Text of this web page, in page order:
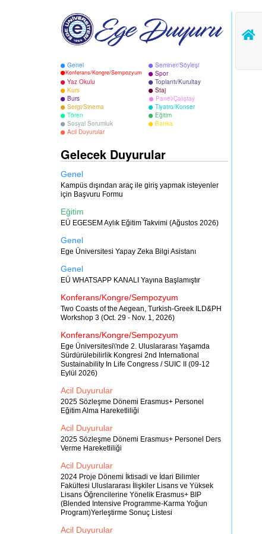
Genel Seminer/Söyleşi
Konferans/Kongre/Sempozyum
Spor
Yaz Okulu
Toplantı/Kurultay
Kurs
Staj
Burs
Panel/Çalıştay
Sergi/Sinema
Tiyatro/Konser
Tören
Eğitim
Sosyal Sorumluk
Banka
Acil Duyurular
Gelecek Duyurular
Genel
Kampüs dışından araç ile giriş yapmak isteyenler
için Başvuru Formu
Eğitim
EÜ EGESEM Aylık Eğitim Takvimi (Ağustos 2026)
Genel
Ege Üniversitesi Yapay Zeka Bilgi Asistanı
Genel
EÜ WHATSAPP KANALI Yayına Başlamıştır
Konferans/Kongre/Sempozyum
Two Coasts of the Aegean, Turkish-Greek ILD&PH
Workshop 3 (Oct. 29 - Nov. 1, 2026)
Konferans/Kongre/Sempozyum
Ege Üniversitesi\'nde 2. Uluslararası Yaşamda
Sürdürülebilirlik Kongresi 2nd International
Sustainability In Life Congress / SUIC II (09-12
Eylül 2026)
Acil Duyurular
2025 Sözleşme Dönemi Erasmus+ Personel
Eğitim Alma Hareketliliği
Acil Duyurular
2025 Sözleşme Dönemi Erasmus+ Personel Ders
Verme Hareketliliği
Acil Duyurular
2024 Proje Dönemi İktisadi ve İdari Bilimler
Fakültesi Uluslararası İlişkiler Lisans ve Yüksek
Lisans Öğrencilerine Yönelik Erasmus+ BIP
(Blended Intensive Programme-Karma Yoğun
Program)Yerleştirme Sonuç Listesi
Acil Duyurular